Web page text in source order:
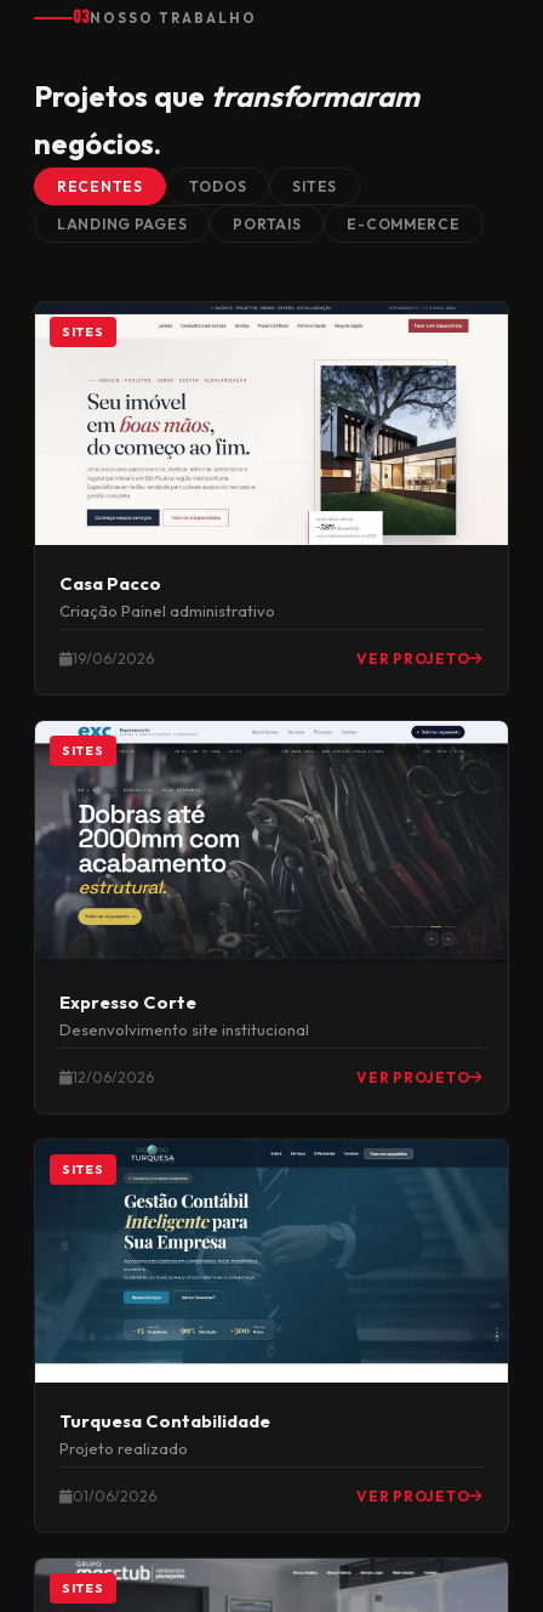
03NOSSO TRABALHO
Projetos que transformaram
negócios.
RECENTES TODOS SITES
LANDING PAGES PORTAIS E-COMMERCE
SITES
Casa Pacco
Criação Painel administrativo
19/06/2026 VER PROJETO
SITES
Expresso Corte
Desenvolvimento site institucional
12/06/2026 VER PROJETO
SITES
Turquesa Contabilidade
Projeto realizado
01/06/2026 VER PROJETO
SITES